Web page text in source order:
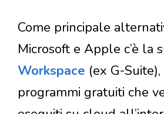
Come principale
Microsoft e Apple c’è la
Workspace (ex G-Suite),
programmi gratuiti che